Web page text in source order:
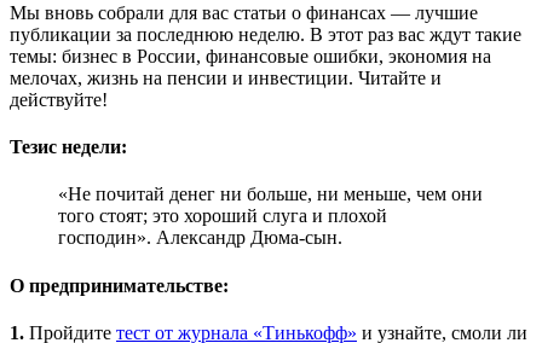
Мы вновь собрали для вас статьи о финансах — лучшие
публикации за последнюю неделю. В этот раз вас ждут такие
темы: бизнес в России, финансовые ошибки, экономия на
мелочах, жизнь на пенсии и инвестиции. Читайте и
действуйте!
Тезис недели:
«Не почитай денег ни больше, ни меньше, чем они
того стоят; это хороший слуга и плохой
господин». Александр Дюма-сын.
О предпринимательстве:
1. Пройдите тест от журнала «Тинькофф» и узнайте, смоли ли